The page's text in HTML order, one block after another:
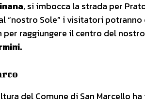
, si imbocca la strada per
“nostro Sole” i visitatori
per raggiungere il centro del
del Comune di San Marcello